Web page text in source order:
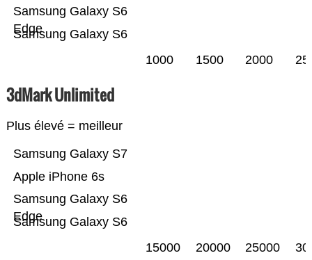
Samsung Galaxy S6
Samsung Galaxy S6
Edge
1000 1500 2000
3dMark Unlimited
Plus élevé = meilleur
Samsung Galaxy S6
Samsung Galaxy S6
Edge
Apple iPhone 6s
Samsung Galaxy S7
15000 20000 25000